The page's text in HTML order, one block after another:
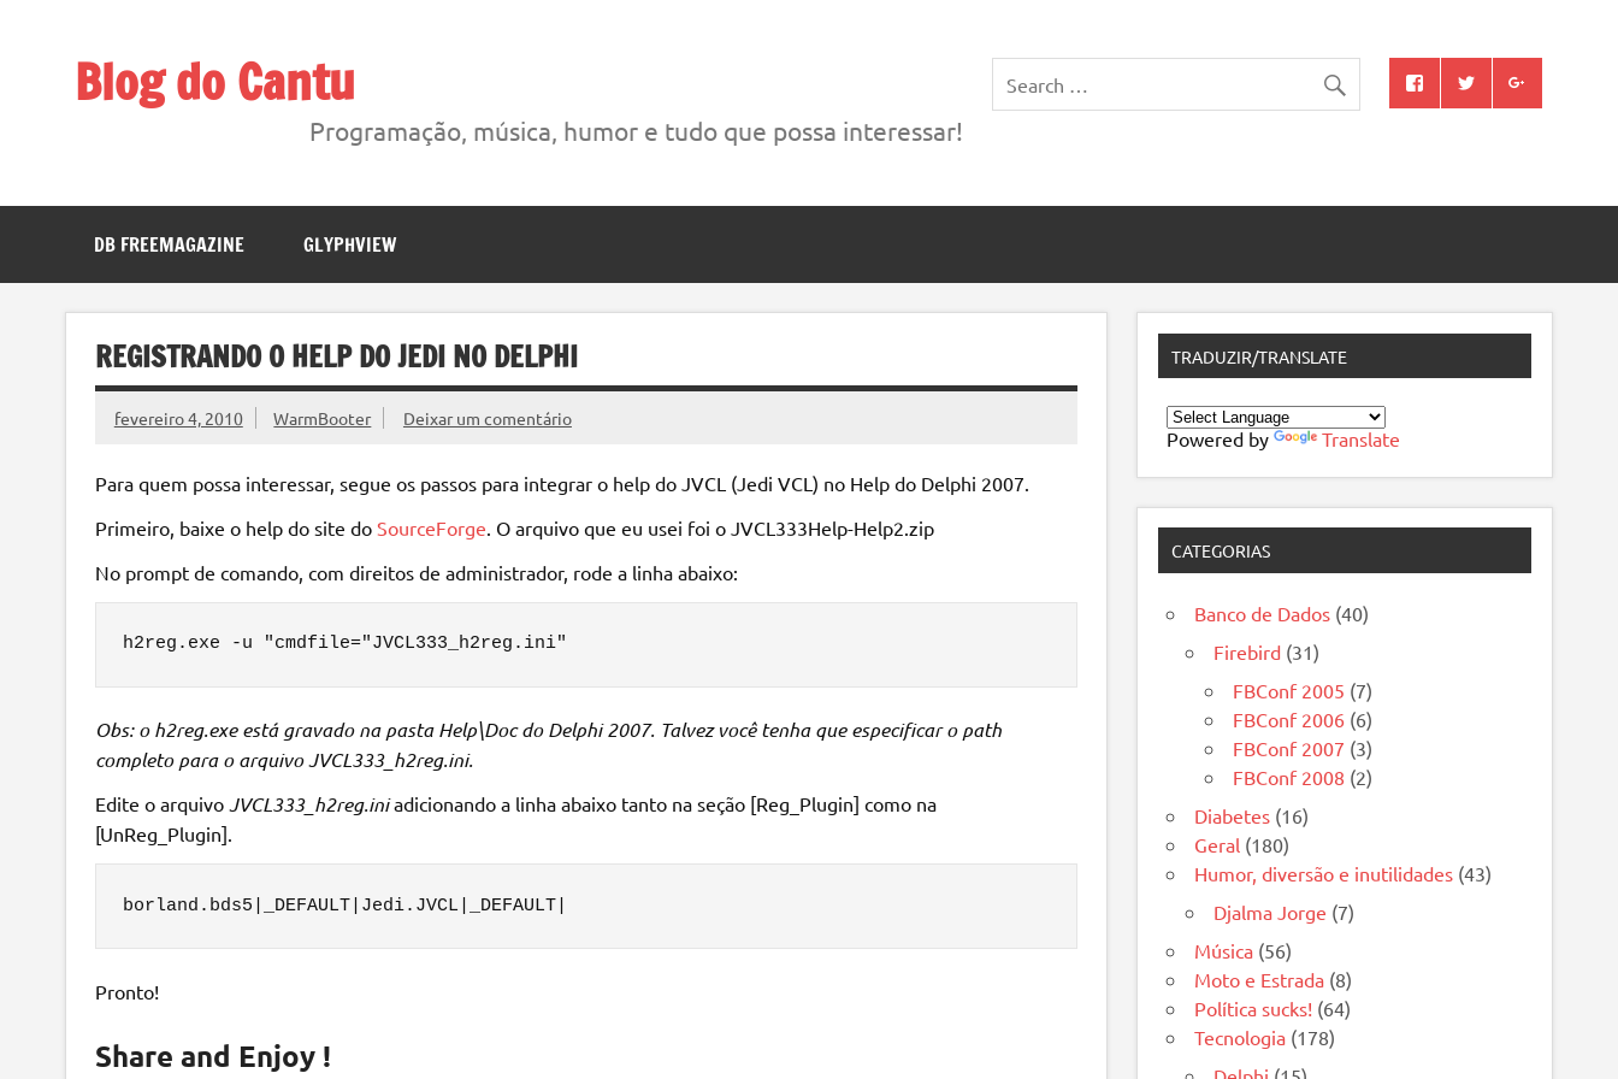
Blog do Cantu
Blog do Carlos H. Cantu sobre coisas interessantes ligadas a tecnologia, música, etc.
Programação, música, humor e tudo que possa interessar!
DB FREEMAGAZINE GLYPHVIEW
REGISTRANDO O HELP DO JEDI NO DELPHI
fevereiro 4, 2010 WarmBooter Deixar um comentário
Para quem possa interessar, segue os passos para integrar o help do JVCL (Jedi VCL) no Help do Delphi 2007.
Primeiro, baixe o help do site do SourceForge . O arquivo que eu usei foi o JVCL333Help-Help2.zip
No prompt de comando, com direitos de administrador, rode a linha abaixo:
h2reg.exe -u "cmdfile="JVCL333_h2reg.ini"
Obs: o h2reg.exe está gravado na pasta Help\Doc do Delphi 2007. Talvez você tenha que especificar o path
completo para o arquivo JVCL333_h2reg.ini.
Edite o arquivo JVCL333_h2reg.iniadicionando a linha abaixo tanto na seção [Reg_Plugin] como na
[UnReg_Plugin].
borland.bds5|_DEFAULT|Jedi.JVCL|_DEFAULT|
Pronto!
Share and Enjoy !
TRADUZIR/TRANSLATE
Powered by Translate
CATEGORIAS
Banco de Dados (40)
Firebird (31)
FBConf 2005 (7)
FBConf 2006 (6)
FBConf 2007 (3)
FBConf 2008 (2)
Diabetes (16)
Geral (180)
Humor, diversão e inutilidades (43)
Djalma Jorge (7)
Música (56)
Moto e Estrada (8)
Política sucks! (64)
Tecnologia (178)